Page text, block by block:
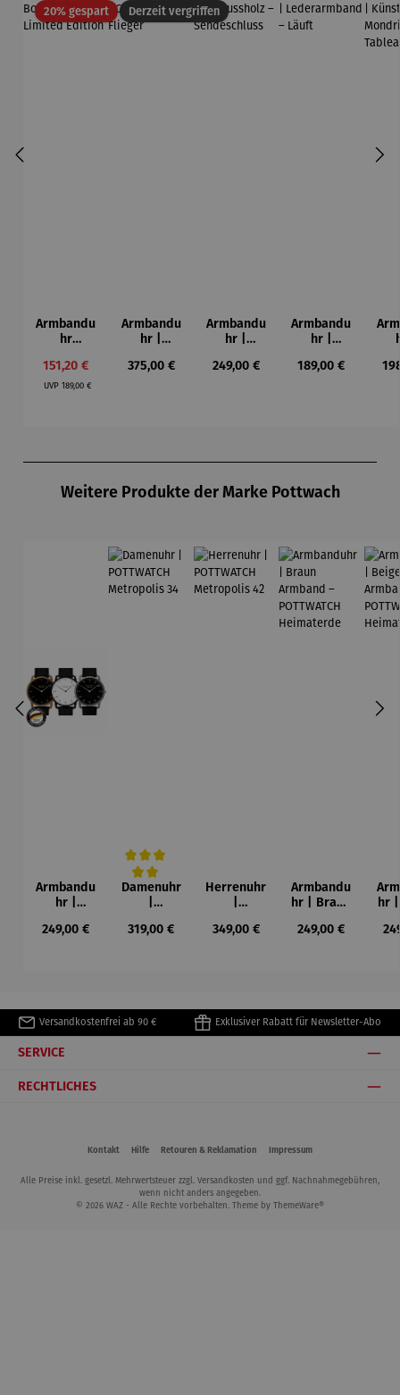
20% gespartRabatt
Armbandu
hr
Limited
Edition
Verkaufspreis:
151,20 €
UVPRegulärer Preis:
189,00 €
Derzeit vergriffen
Armbandu
hr |
ph –
Regulärer Preis:
375,00 €
Armbandu
hr |
olz –
Regulärer Preis:
249,00 €
Armbandu
hr |
band –
Regulärer Preis:
189,00 €
Weitere Produkte der Marke Pottwach
Armbandu
hr |
Armband
de
Regulärer Preis:
249,00 €
Durchschnittliche Bewertung von 5 von 5 Sternen
Damenuhr
|
H
Regulärer Preis:
319,00 €
Herrenuhr
|
H
Regulärer Preis:
349,00 €
Armbandu
hr | Braun
–
Regulärer Preis:
249,00 €
hr
Versandkostenfrei ab 90 € Exklusiver Rabatt für Newsletter-Abo
SERVICE
RECHTLICHES
Kontakt Hilfe Retouren & Reklamation Impressum
Alle Preise inkl. gesetzl. Mehrwertsteuer zzgl. Versandkosten und ggf. Nachnahmegebühren,
wenn nicht anders angegeben.
© 2026 WAZ - Alle Rechte vorbehalten. Theme by ThemeWare®